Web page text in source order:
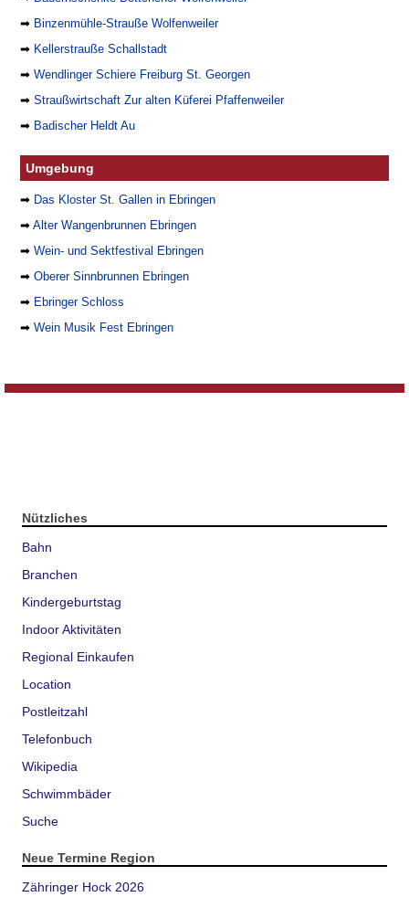
➡ Binzenmühle-Strauße Wolfenweiler
➡ Kellerstrauße Schallstadt
➡Wendlinger Schiere Freiburg St. Georgen
➡Straußwirtschaft Zur alten Küferei Pfaffenweiler
➡ Badischer Heldt Au
Umgebung
➡ Das Kloster St. Gallen in Ebringen
➡Alter Wangenbrunnen Ebringen
➡Wein- und Sektfestival Ebringen
➡Oberer Sinnbrunnen Ebringen
➡ Ebringer Schloss
➡Wein Musik Fest Ebringen
Nützliches
Bahn
Branchen
Kindergeburtstag
Indoor Aktivitäten
Regional Einkaufen
Location
Postleitzahl
Telefonbuch
Wikipedia
Schwimmbäder
Suche
Neue Termine Region
Zähringer Hock 2026